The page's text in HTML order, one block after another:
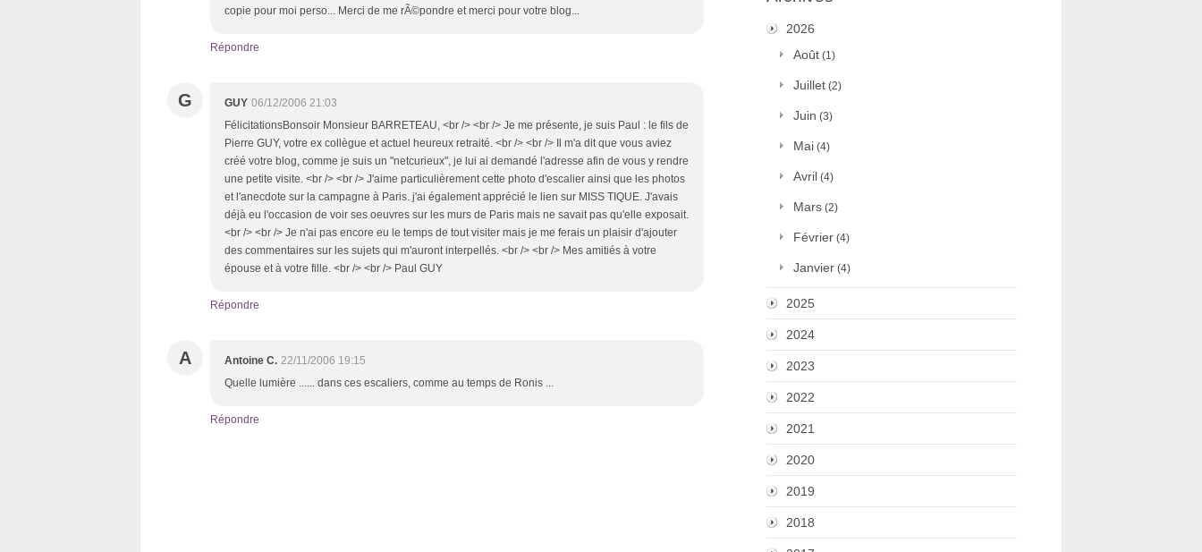
copie pour moi perso... Merci de me rÃ©pondre et merci pour votre blog...
Répondre
G GUY 06/12/2006 21:03
FélicitationsBonsoir Monsieur BARRETEAU, <br /> <br /> Je me présente, je suis Paul : le fils de
Pierre GUY, votre ex collègue et actuel heureux retraité. <br /> <br /> Il m'a dit que vous aviez
créé votre blog, comme je suis un "netcurieux", je lui ai demandé l'adresse afin de vous y rendre
une petite visite. <br /> <br /> J'aime particulièrement cette photo d'escalier ainsi que les photos
et l'anecdote sur la campagne à Paris. j'ai également apprécié le lien sur MISS TIQUE. J'avais
déjà eu l'occasion de voir ses oeuvres sur les murs de Paris mais ne savait pas qu'elle exposait.
<br /> <br /> Je n'ai pas encore eu le temps de tout visiter mais je me ferais un plaisir d'ajouter
des commentaires sur les sujets qui m'auront interpellés. <br /> <br /> Mes amitiés à votre
épouse et à votre fille. <br /> <br /> Paul GUY
Répondre
A Antoine C. 22/11/2006 19:15
Quelle lumière ...... dans ces escaliers, comme au temps de Ronis ...
Répondre
2026
Août (1)
Juillet (2)
Juin (3)
Mai (4)
Avril (4)
Mars (2)
Février (4)
Janvier (4)
2025
2024
2023
2022
2021
2020
2019
2018